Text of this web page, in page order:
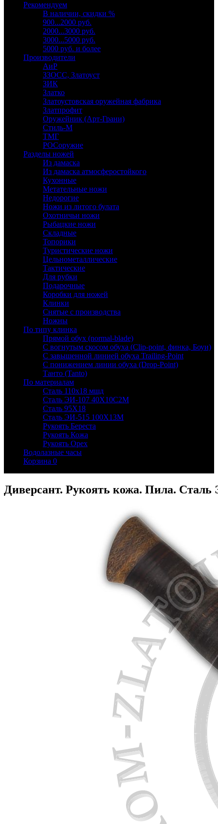
Рекомендуем
В наличии, скидки %
900...2000 руб.
2000...3000 руб.
3000...5000 руб.
5000 руб. и более
Производители
АиР
ЗЗОСС, Златоуст
ЗИК
Златко
Златоустовская оружейная фабрика
Златпрофит
Оружейник (Арт-Грани)
Стиль-М
ТМГ
РОСоружие
Разделы ножей
Из дамаска
Из дамаска атмосферостойкого
Кухонные
Метательные ножи
Недорогие
Ножи из литого булата
Охотничьи ножи
Рыбацкие ножи
Складные
Топорики
Туристические ножи
Цельнометаллические
Тактические
Для рубки
Подарочные
Коробки для ножей
Клинки
Снятые с производства
Ножны
По типу клинка
Прямой обух (normal-blade)
С вогнутым скосом обуха (Clip-point, финка, Боуи)
С завышенной линией обуха Trailing-Point
С понижением линии обуха (Drop-Point)
Танто (Tanto)
По материалам
Сталь 110х18 мшд
Сталь ЭИ-107 40Х10С2М
Сталь 95Х18
Сталь ЭИ-515 100Х13М
Рукоять Береста
Рукоять Кожа
Рукоять Орех
Водолазные часы
Корзина 0
Диверсант. Рукоять кожа. Пила. Сталь